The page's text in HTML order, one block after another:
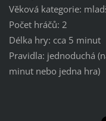
Věková kategorie:
Počet hráčů: 2
Délka hry: cca 5 minut
Pravidla: jednoduchá
minut nebo jedna hra)